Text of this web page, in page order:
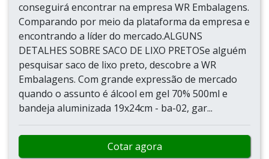
conseguirá encontrar na empresa WR Embalagens.
Comparando por meio da plataforma da empresa e
encontrando a líder do mercado.ALGUNS
DETALHES SOBRE SACO DE LIXO PRETOSe alguém
pesquisar saco de lixo preto, descobre a WR
Embalagens. Com grande expressão de mercado
quando o assunto é álcool em gel 70% 500ml e
bandeja aluminizada 19x24cm - ba-02, gar...
Cotar agora